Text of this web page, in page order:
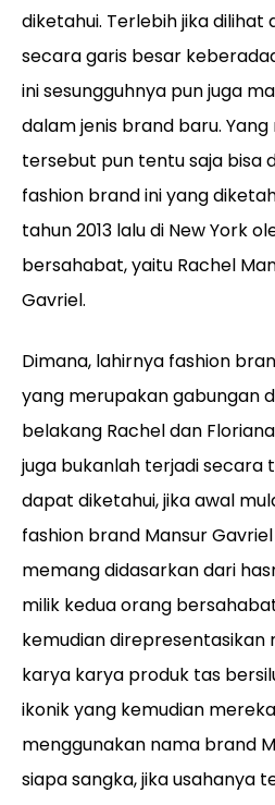
diketahui. Terlebih jika dilihat
secara garis besar
ini sesungguhnya pun juga
dalam jenis brand baru.
tersebut pun tentu saja bisa
fashion brand ini yang
tahun 2013 lalu di New York
bersahabat, yaitu Rachel
Gavriel.
Dimana, lahirnya fashion
yang merupakan gabungan
belakang Rachel dan
juga bukanlah terjadi secara
dapat diketahui, jika awal
fashion brand Mansur
memang didasarkan dari
milik kedua orang
kemudian
karya karya produk tas
ikonik yang kemudian
menggunakan nama brand
siapa sangka, jika usahanya